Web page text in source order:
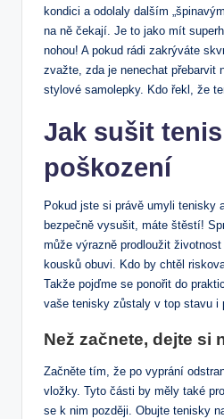
kondici a odolaly dalším
na ně čekají. Je to jako mít
nohou! A pokud rádi zakrýváte
zvažte, zda je nenechat přebarvit
stylové samolepky. Kdo řekl, že
Jak sušit
poškození
Pokud jste si právě umyli tenisky
bezpečně vysušit, máte štěstí!
může výrazně prodloužit
kousků obuvi. Kdo by chtěl
Takže pojďme se ponořit do
vaše tenisky zůstaly v top stavu i
Než začnete, dejte si
Začněte tím, že po vyprání
vložky. Tyto části by měly také
se k nim později. Obujte tenisky